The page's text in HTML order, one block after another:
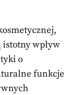
istotny wpływ
o
funkcje